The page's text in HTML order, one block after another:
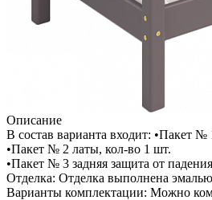
Описание
В состав варианта входит: •Пакет
•Пакет № 2 латы, кол-во 1 шт.
•Пакет № 3 задняя защита от
Отделка: Отделка выполнена
Варианты комплектации: Можно